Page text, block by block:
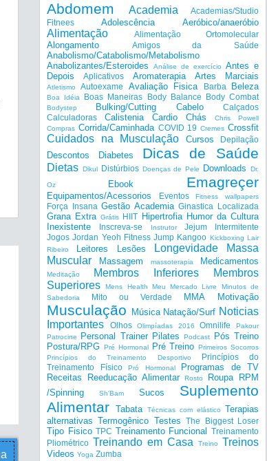
Abdomem Academia
Academias/Studio
Fitnees
Adolescência Aeróbico/anaeróbio
Alimentação Alimentação Ortomolecular
Alongamento Amigos da Saúde
Anabolismo/Catabolismo/Metabolismo
Anabolizantes/Esteroides
Análise de exercício
Antes e
Depois
Aplicativos Aromaterapia Artes Marciais
Atletismo Autoexame Avaliação Fisica Barba Beleza
Boa Idéia Boas Maneiras Body Balance Body Combat
Bodystep Bulking/Cutting Cabelo
Calçados
Calculadoras
Calistenia Cardio Chás
Chris Powell
Compras Corrida/Caminhada COVID 19 Cremes Crossfit
Cuidados na Musculação Cursos Depilação
Descontos Diabetes Dicas de Saúde
Dietas Dikul Distúrbios Doenças de Pele Downloads Dr.
Oz Ebook Emagreçer
Equipamentos/Acessorios Eventos Fitness wallpapers
Força Insana Gestão Academia Ginastica Localizada
Grana Extra Grátis HIIT Hipertrofia Humor da Cultura
Inexistente
Inscreva-se Instrutor
Jejum Intermitente
Jogos Jordan Yeoh Fitness Jump Kangoo Kickboxing Lair
Ribeiro
Leitores Lesões Longevidade
Massa
Muscular
Massagem massoterapia Medicamentos
Meditação Membros Inferiores
Membros
Superiores
Mens Health Meu Mercado Livre
Minutos de
Sabedoria
Mito ou Verdade MMA Motivação
Musculação Música Natação/Surf Noticias
Importantes
Olhos Olimpíadas 2016 Omnilife
Pakour
Patrocine
Personal Trainer Pilates Podcast
Pós Treino
Postura/RPG Pré Hormonal Pré Treino Primeiros Socorros
Princípios do Treinamento Desportivo
Princípios do
Treinamento Físico
Pró Hormonal
Programas de TV
Receitas
Reeducação Alimentar Rosto Roupa
RPM
/Spinning
Sh'Bam Sucos
Suplemento
Alimentar Tabata Técnicas com elástico
Terapias
alternativas Termogênico Testes The Biggest Loser
Tipo Fisico TPC Treinamento Funcional
Treinamento
Pliométrico Treinando em Casa Treino Treinos
Videos Yoga Zumba